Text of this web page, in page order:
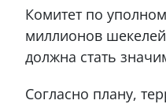
Комитет по
миллионов
должна стать
Согласно плану,